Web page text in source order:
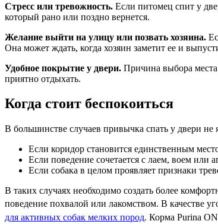
Стресс или тревожность. Если питомец спит у
который рано или поздно вернется.
Желание выйти на улицу или позвать хозяина.
Она может ждать, когда хозяин заметит ее и
Удобное покрытие у двери. Причина выбора
приятно отдыхать.
Когда стоит беспокоиться
В большинстве случаев привычка спать у двери не
Если коридор становится единственным
Если поведение сочетается с лаем, воем
Если собака в целом проявляет признаки
В таких случаях необходимо создать более
поведение похвалой или лакомством. В качестве
для активных собак мелких пород. Корма Purina